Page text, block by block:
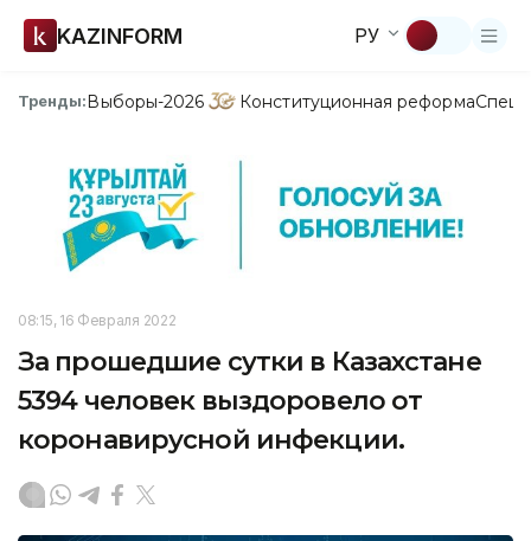
KAZINFORM РУ
Тренды:Выборы-2026 Конституционная реформа
08:15, 16 Февраля 2022
За прошедшие сутки в Казахстане
5394 человек выздоровело от
коронавирусной инфекции.